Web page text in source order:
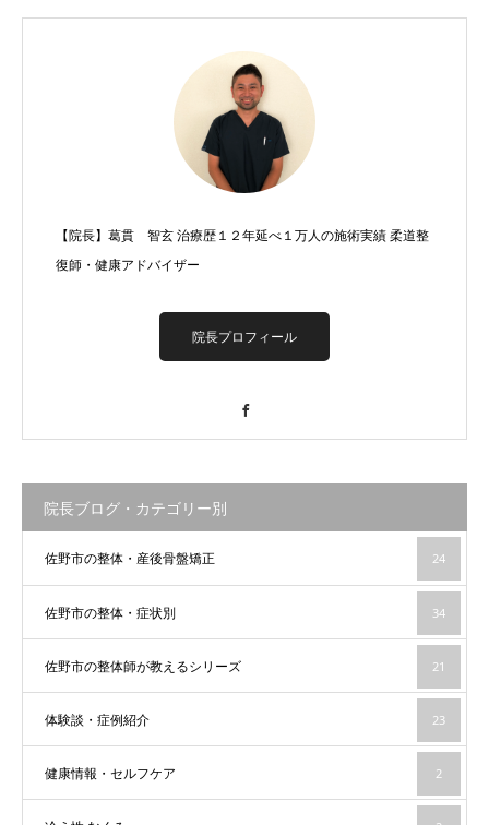
【院長】葛貫 智玄 治療歴１２年延べ１万人の施術実績 柔道整
復師・健康アドバイザー
院長プロフィール
院長ブログ・カテゴリー別
佐野市の整体・産後骨盤矯正 24
佐野市の整体・症状別 34
佐野市の整体師が教えるシリーズ 21
体験談・症例紹介 23
健康情報・セルフケア 2